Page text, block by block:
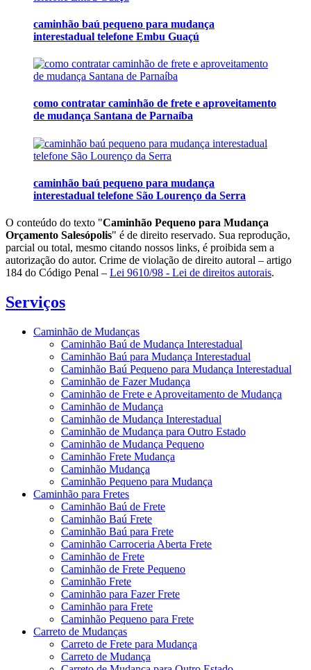
caminhão baú pequeno para mudança
interestadual telefone Embu Guaçú
como contratar caminhão de frete e aproveitamento
de mudança Santana de Parnaíba
caminhão baú pequeno para mudança
interestadual telefone São Lourenço da Serra
O conteúdo do texto "Caminhão Pequeno para Mudança
Orçamento Salesópolis" é de direito reservado. Sua reprodução,
parcial ou total, mesmo citando nossos links, é proibida sem a
autorização do autor. Crime de violação de direito autoral – artigo
184 do Código Penal – Lei 9610/98 - Lei de direitos autorais.
Serviços
Caminhão de Mudanças
Caminhão Baú de Mudança Interestadual
Caminhão Baú para Mudança Interestadual
Caminhão Baú Pequeno para Mudança Interestadual
Caminhão de Fazer Mudança
Caminhão de Frete e Aproveitamento de Mudança
Caminhão de Mudança
Caminhão de Mudança Interestadual
Caminhão de Mudança para Outro Estado
Caminhão de Mudança Pequeno
Caminhão Frete Mudança
Caminhão Mudança
Caminhão Pequeno para Mudança
Caminhão para Fretes
Caminhão Baú de Frete
Caminhão Baú Frete
Caminhão Baú para Frete
Caminhão Carroceria Aberta Frete
Caminhão de Frete
Caminhão de Frete Pequeno
Caminhão Frete
Caminhão para Fazer Frete
Caminhão para Frete
Caminhão Pequeno para Frete
Carreto de Mudanças
Carreto de Frete para Mudança
Carreto de Mudança